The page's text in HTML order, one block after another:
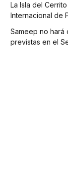
La Isla del
Internacional de
Sameep no hará
previstas en el